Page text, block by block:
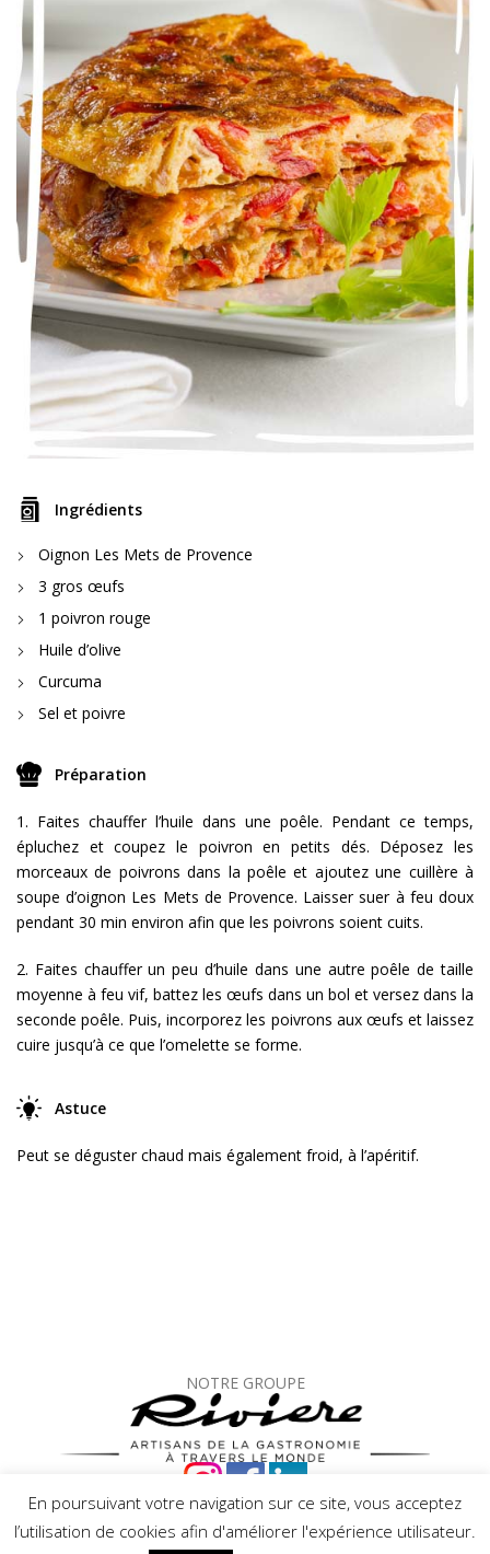
Ingrédients
Oignon Les Mets de Provence
3 gros œufs
1 poivron rouge
Huile d’olive
Curcuma
Sel et poivre
Préparation
1. Faites chauffer l’huile dans une poêle. Pendant ce temps,
épluchez et coupez le poivron en petits dés. Déposez les
morceaux de poivrons dans la poêle et ajoutez une cuillère à
soupe d’oignon Les Mets de Provence. Laisser suer à feu doux
pendant 30 min environ afin que les poivrons soient cuits.
2. Faites chauffer un peu d’huile dans une autre poêle de taille
moyenne à feu vif, battez les œufs dans un bol et versez dans la
seconde poêle. Puis, incorporez les poivrons aux œufs et laissez
cuire jusqu’à ce que l’omelette se forme.
Astuce
Peut se déguster chaud mais également froid, à l’apéritif.
NOTRE GROUPE
© Mets de Provence – Mentions légales – Protection des
données
En poursuivant votre navigation sur ce site, vous acceptez
l’utilisation de cookies afin d'améliorer l'expérience utilisateur.